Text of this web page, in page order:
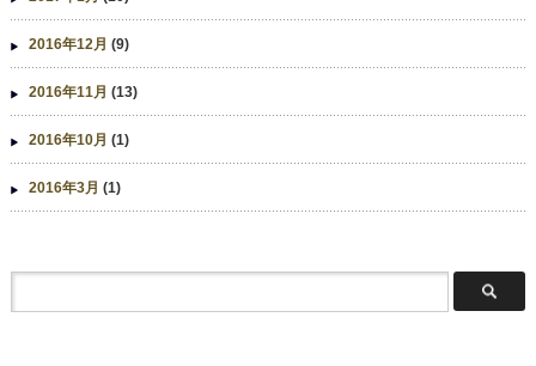
2016年12月 (9)
2016年11月 (13)
2016年10月 (1)
2016年3月 (1)